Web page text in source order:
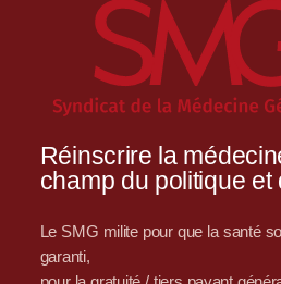
Réinscrire la
champ du politique et
Le SMG milite pour que la santé
garanti,